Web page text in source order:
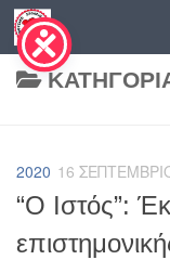
Skip to content
2020 16
“Ο Ιστός”: